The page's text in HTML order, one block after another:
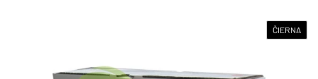
ČIERNA